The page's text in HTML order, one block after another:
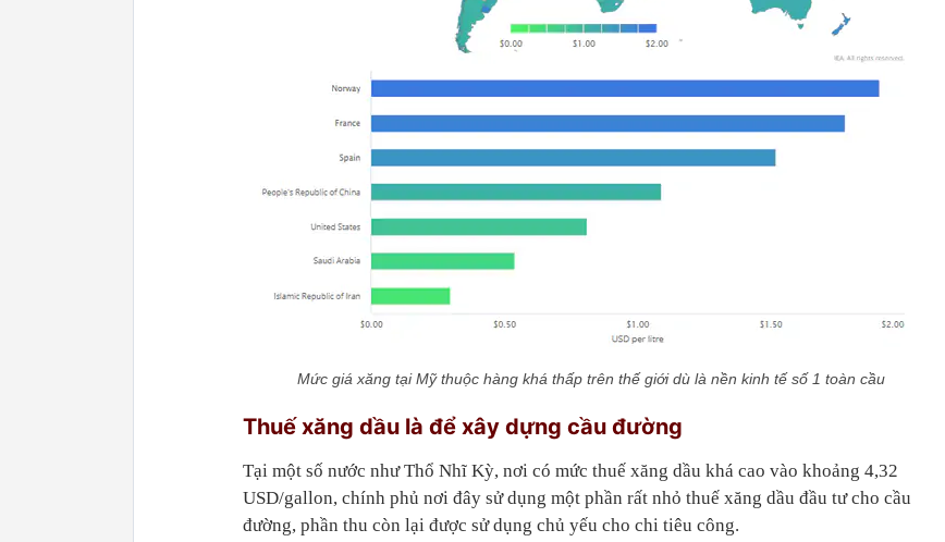
Mức giá xăng tại Mỹ thuộc hàng khá thấp trên thế giới dù là nền kinh tế số 1 toàn cầu
Thuế xăng dầu là để xây dựng cầu đường
Tại một số nước như Thổ Nhĩ Kỳ, nơi có mức thuế xăng dầu khá cao vào khoảng 4,32
USD/gallon, chính phủ nơi đây sử dụng một phần rất nhỏ thuế xăng dầu đầu tư cho cầu
đường, phần thu còn lại được sử dụng chủ yếu cho chi tiêu công.